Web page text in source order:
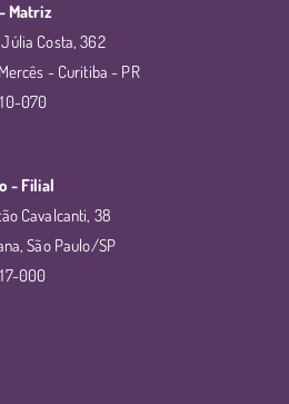
Matriz
Costa, 362
- Curitiba - PR
070
- Filial
Cavalcanti, 38
São Paulo/SP
000